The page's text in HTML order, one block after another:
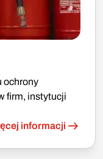
ochrony
firm, instytucji
informacji